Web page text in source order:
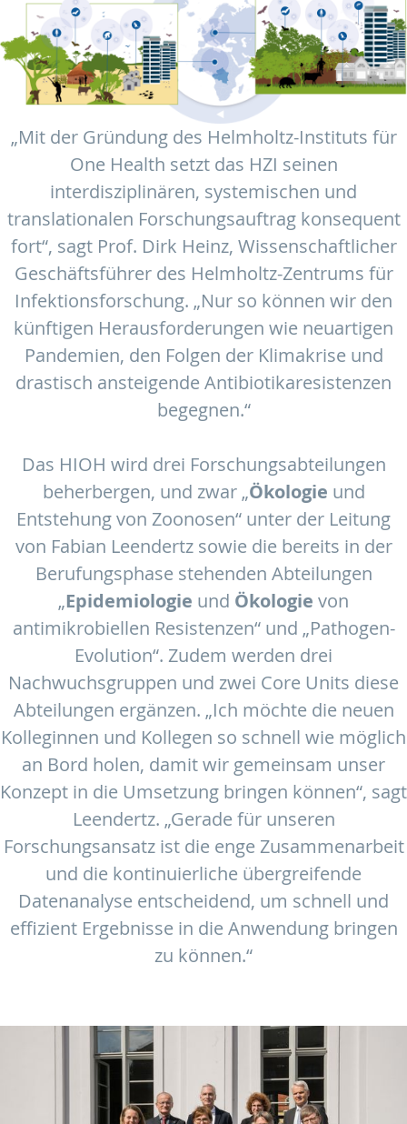
„Mit der Gründung des Helmholtz-Instituts für
One Health setzt das HZI seinen
interdisziplinären, systemischen und
translationalen Forschungsauftrag konsequent
fort“, sagt Prof. Dirk Heinz, Wissenschaftlicher
Geschäftsführer des Helmholtz-Zentrums für
Infektionsforschung. „Nur so können wir den
künftigen Herausforderungen wie neuartigen
Pandemien, den Folgen der Klimakrise und
drastisch ansteigende Antibiotikaresistenzen
begegnen.“
Das HIOH wird drei Forschungsabteilungen
beherbergen, und zwar „Ökologie und
Entstehung von Zoonosen“ unter der Leitung
von Fabian Leendertz sowie die bereits in der
Berufungsphase stehenden Abteilungen
„Epidemiologie und Ökologie von
antimikrobiellen Resistenzen“ und „Pathogen-
Evolution“. Zudem werden drei
Nachwuchsgruppen und zwei Core Units diese
Abteilungen ergänzen. „Ich möchte die neuen
Kolleginnen und Kollegen so schnell wie möglich
an Bord holen, damit wir gemeinsam unser
Konzept in die Umsetzung bringen können“, sagt
Leendertz. „Gerade für unseren
Forschungsansatz ist die enge Zusammenarbeit
und die kontinuierliche übergreifende
Datenanalyse entscheidend, um schnell und
effizient Ergebnisse in die Anwendung bringen
zu können.“